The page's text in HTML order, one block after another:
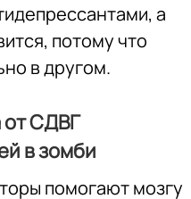
а
потому что
в другом.
от СДВГ
в зомби
помогают мозгу